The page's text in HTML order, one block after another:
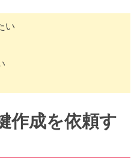
い
作成を依頼す